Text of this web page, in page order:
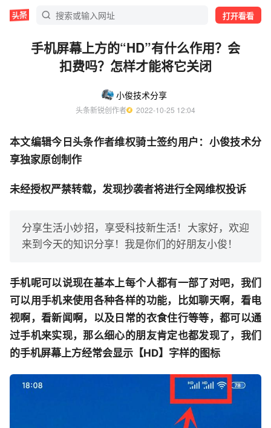
打开看看
手机屏幕上方的“HD”有什么作用？会
扣费吗？怎样才能将它关闭
小俊技术分享
头条新锐创作者
  2022-10-25 12:04
本文编辑今日头条作者维权骑士签约用户：小俊技术分
享独家原创制作
未经授权严禁转载，发现抄袭者将进行全网维权投诉
分享生活小妙招，享受科技新生活！大家好，欢迎
来到今天的知识分享！我是你们的好朋友小俊！
手机呢可以说现在基本上每个人都有一部了对吧，我们
可以用手机来使用各种各样的功能，比如聊天啊，看电
视啊，看新闻啊，以及日常的衣食住行等等，都可以通
过手机来实现，那么细心的朋友肯定也都发现了，我们
的手机屏幕上方经常会显示【HD】字样的图标